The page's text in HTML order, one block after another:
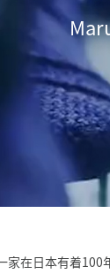
在日本有着100